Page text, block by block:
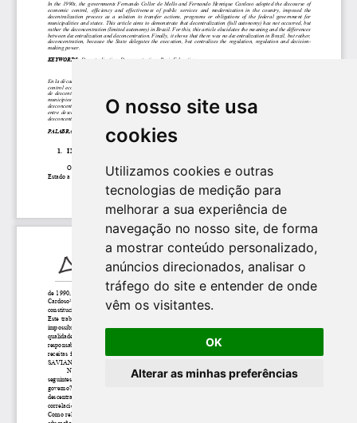
O nosso site usa
cookies
Utilizamos cookies e outras
tecnologias de medição para
melhorar a sua experiência de
navegação no nosso site, de forma
a mostrar conteúdo personalizado,
anúncios direcionados, analisar o
tráfego do site e entender de onde
vêm os visitantes.
OK
Alterar as minhas preferências